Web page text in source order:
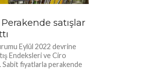
Perakende satışlar
Eylül 2022 devrine
Endeksleri ve Ciro
Sabit fiyatlarla perakende